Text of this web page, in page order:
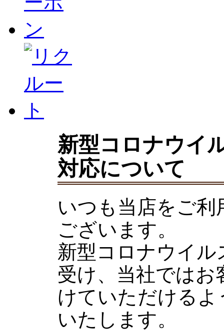
新型コロナウイ
対応について
いつも当店をご
ございます。
新型コロナウイル
受け、当社ではお
けていただける
いたします。